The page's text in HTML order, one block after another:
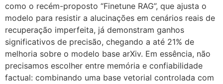
como o recém-proposto “Finetune RAG”, que ajusta o
modelo para resistir a alucinações em cenários reais de
recuperação imperfeita, já demonstram ganhos
significativos de precisão, chegando a até 21% de
melhoria sobre o modelo base arXiv. Em essência, não
precisamos escolher entre memória e confiabilidade
factual: combinando uma base vetorial controlada com